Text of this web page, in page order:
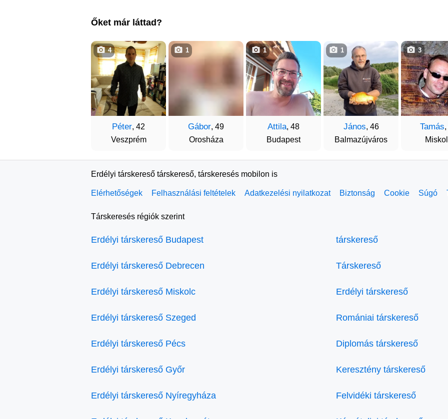
Őket már láttad?
Péter, 42
Veszprém
4
Gábor, 49
Orosháza
1
Attila, 48
Budapest
1
János, 46
Balmazújváros
1
Tamás
3
Erdélyi társkereső társkereső, társkeresés mobilon is
Elérhetőségek Felhasználási feltételek Adatkezelési nyilatkozat Biztonság Cookie Súgó
Társkeresés régiók szerint
Erdélyi társkereső Budapest
Erdélyi társkereső Debrecen
Erdélyi társkereső Miskolc
Erdélyi társkereső Szeged
Erdélyi társkereső Pécs
Erdélyi társkereső Győr
Erdélyi társkereső Nyíregyháza
társkereső
Társkereső
Erdélyi társkereső
Romániai társkereső
Diplomás társkereső
Keresztény társkereső
Felvidéki társkereső